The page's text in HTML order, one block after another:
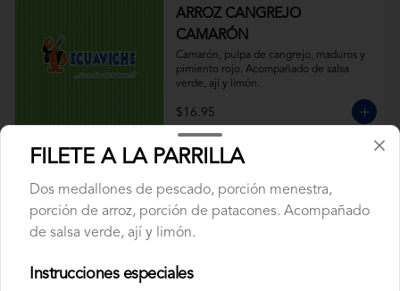
ARROZ CANGREJO
CAMARÓN
Camarón, pulpa de cangrejo, maduros y
pimiento rojo. Acompañado de salsa
verde, ají y limón.
$16.95
Calamar, maduros y pimiento rojo, arveja.
Acompañado de salsa verde, ají y limón.
$9.95
FILETE A LA PARRILLA
Dos medallones de pescado, porción menestra,
porción de arroz, porción de patacones. Acompañado
de salsa verde, ají y limón.
Instrucciones especiales